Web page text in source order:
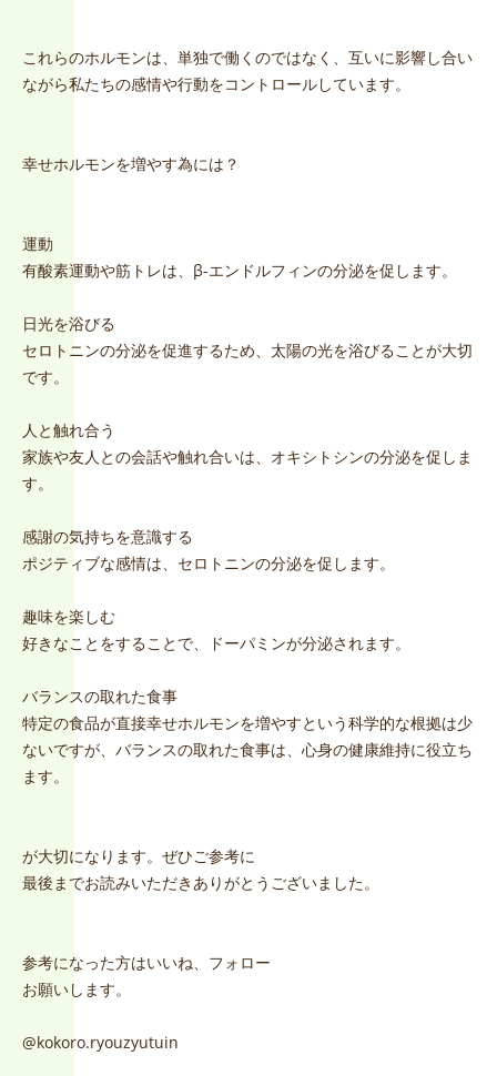
これらのホルモンは、単独で働くのではなく、互いに影響し合い
ながら私たちの感情や行動をコントロールしています。
幸せホルモンを増やす為には？
運動
有酸素運動や筋トレは、β-エンドルフィンの分泌を促します。
日光を浴びる
セロトニンの分泌を促進するため、太陽の光を浴びることが大切
です。
人と触れ合う
家族や友人との会話や触れ合いは、オキシトシンの分泌を促しま
す。
感謝の気持ちを意識する
ポジティブな感情は、セロトニンの分泌を促します。
趣味を楽しむ
好きなことをすることで、ドーパミンが分泌されます。
バランスの取れた食事
特定の食品が直接幸せホルモンを増やすという科学的な根拠は少
ないですが、バランスの取れた食事は、心身の健康維持に役立ち
ます。
が大切になります。ぜひご参考に
最後までお読みいただきありがとうございました。
参考になった方はいいね、フォロー
お願いします。
@kokoro.ryouzyutuin